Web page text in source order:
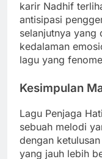
karir Nadhif
antisipasi
selanjutnya yang
kedalaman
lagu yang
Kesimpulan
Lagu Penjaga
sebuah melodi
dengan
yang jauh lebih